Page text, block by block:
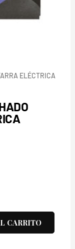
ELÉCTRICA
CARRITO